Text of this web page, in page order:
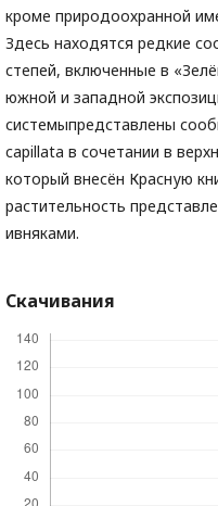
кроме природоохранной
Здесь находятся редкие
степей, включенные в
южной и западной
системыпредставлены
capillata в сочетании в
который внесён Красную
растительность
ивняками.
Скачивания